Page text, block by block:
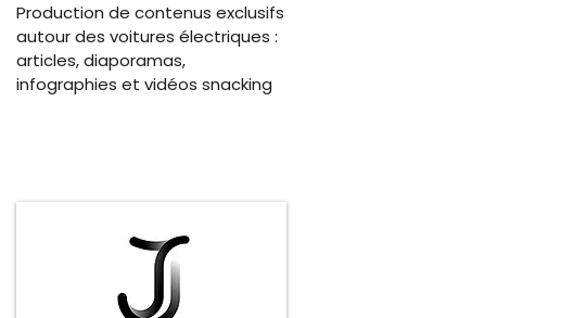
Production de contenus exclusifs
autour des voitures électriques :
articles, diaporamas,
infographies et vidéos snacking